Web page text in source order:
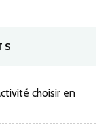
choisir en